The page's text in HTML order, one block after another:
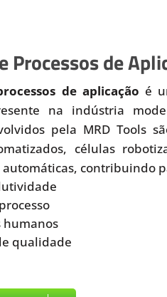
Processos de
de aplicação é
na indústria
pela MRD Tools
células
contribuindo
humanos
qualidade